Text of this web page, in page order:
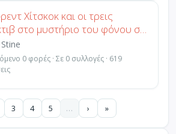
Χίτσκοκ και οι τρεις
στο μυστήριο του φόνου σε
0 φορές · Σε 0 συλλογές · 619
3 4 5 … › »